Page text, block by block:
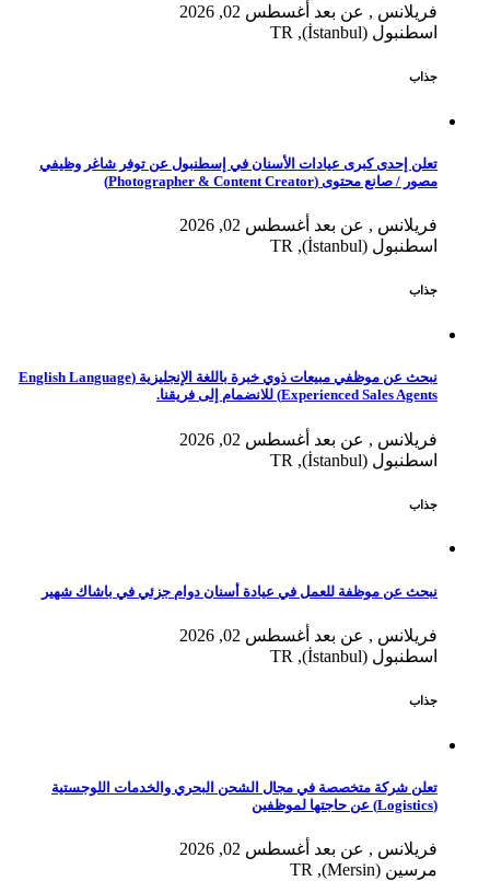
فريلانس , عن بعد أغسطس 02, 2026
اسطنبول (İstanbul), TR
جذاب
تعلن إحدى كبرى عيادات الأسنان في إسطنبول عن توفر شاغر وظيفي
مصور / صانع محتوى (Photographer & Content Creator)
فريلانس , عن بعد أغسطس 02, 2026
اسطنبول (İstanbul), TR
جذاب
نبحث عن موظفي مبيعات ذوي خبرة باللغة الإنجليزية (English Language
Experienced Sales Agents) للانضمام إلى فريقنا.
فريلانس , عن بعد أغسطس 02, 2026
اسطنبول (İstanbul), TR
جذاب
نبحث عن موظفة للعمل في عيادة أسنان دوام جزئي في باشاك شهير
فريلانس , عن بعد أغسطس 02, 2026
اسطنبول (İstanbul), TR
جذاب
تعلن شركة متخصصة في مجال الشحن البحري والخدمات اللوجستية
(Logistics) عن حاجتها لموظفين
فريلانس , عن بعد أغسطس 02, 2026
مرسين (Mersin), TR